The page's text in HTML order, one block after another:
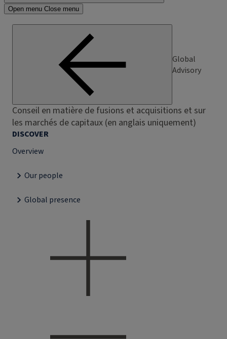
Open menu Close menu
Global
Advisory
Conseil en matière de fusions et acquisitions et sur
les marchés de capitaux (en anglais uniquement)
DISCOVER
Overview
Our people
Global presence